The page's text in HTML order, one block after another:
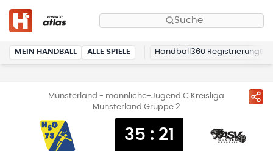
Suche
MEIN HANDBALL ALLE SPIELE Handball360 Registrierung
Münsterland - männliche-Jugend C Kreisliga
Münsterland Gruppe 2
35 : 21